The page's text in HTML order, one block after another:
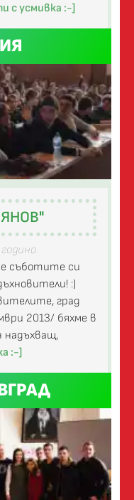
с усмивка :-]
съботите си
:)
град
2013/ бяхме в
надъхващ,
:-]